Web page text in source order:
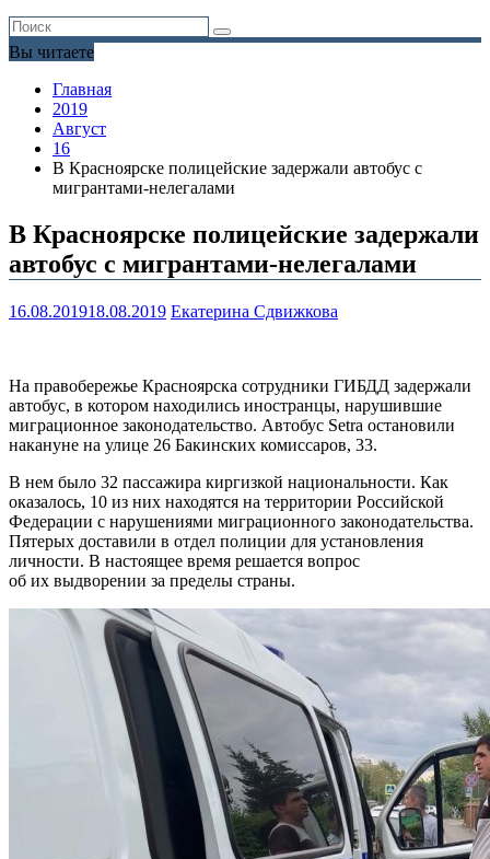
Вы читаете
Главная
2019
Август
16
В Красноярске полицейские задержали автобус с
мигрантами-нелегалами
В Красноярске полицейские задержали
автобус с мигрантами-нелегалами
16.08.201918.08.2019 Екатерина Сдвижкова
На правобережье Красноярска сотрудники ГИБДД задержали
автобус, в котором находились иностранцы, нарушившие
миграционное законодательство. Автобус Setra остановили
накануне на улице 26 Бакинских комиссаров, 33.
В нем было 32 пассажира киргизкой национальности. Как
оказалось, 10 из них находятся на территории Российской
Федерации с нарушениями миграционного законодательства.
Пятерых доставили в отдел полиции для установления
личности. В настоящее время решается вопрос
об их выдворении за пределы страны.